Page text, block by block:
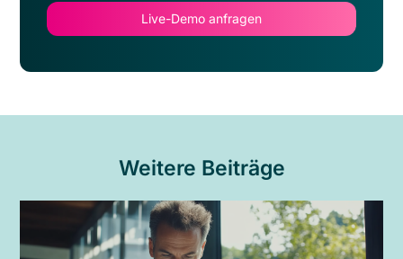
Live-Demo anfragen
Weitere Beiträge